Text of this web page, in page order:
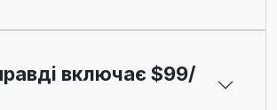
включає $99/